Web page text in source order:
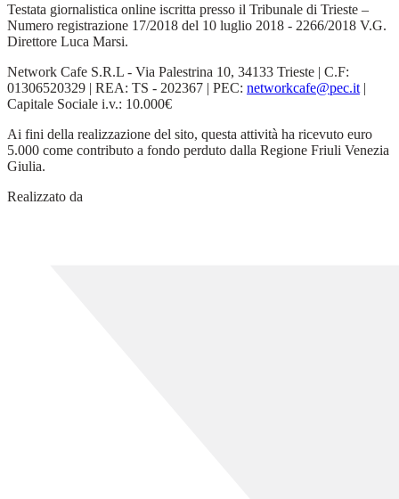
Testata giornalistica online iscritta presso il Tribunale di Trieste –
Numero registrazione 17/2018 del 10 luglio 2018 - 2266/2018 V.G.
Direttore Luca Marsi.
Network Cafe S.R.L - Via Palestrina 10, 34133 Trieste | C.F:
01306520329 | REA: TS - 202367 | PEC: networkcafe@pec.it |
Capitale Sociale i.v.: 10.000€
Ai fini della realizzazione del sito, questa attività ha ricevuto euro
5.000 come contributo a fondo perduto dalla Regione Friuli Venezia
Giulia.
Realizzato da